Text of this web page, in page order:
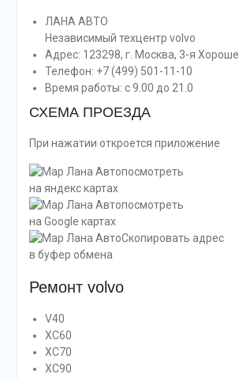
ЛАНА АВТО
Независимый техцентр volvo
Адрес: 123298, г. Москва, 3-я
Телефон: +7 (499) 501-11-10
Время работы: с 9.00 до 21.0
СХЕМА ПРОЕЗДА
При нажатии откроется приложение
посмотреть
на яндекс картах
посмотреть
на Google картах
Скопировать адрес
в буфер обмена
Ремонт volvo
V40
XC60
XC70
XC90